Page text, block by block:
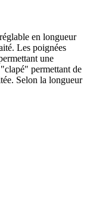
en longueur
Les poignées
une
permettant de
Selon la longueur